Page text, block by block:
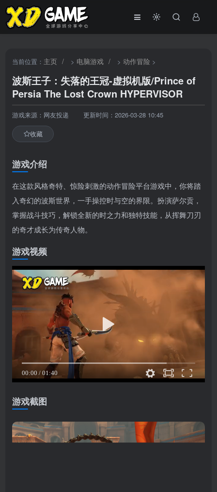
当前位置： 主页 / > 电脑游戏 / >动作冒险 >
波斯王子：失落的王冠-虚拟机版/Prince of
Persia The Lost Crown HYPERVISOR
游戏来源：网友投递 更新时间：2026-03-28 10:45
收藏
游戏介绍
在这款风格奇特、惊险刺激的动作冒险平台游戏中，你将踏
入奇幻的波斯世界，一手操控时与空的界限。扮演萨尔贡，
掌握战斗技巧，解锁全新的时之力和独特技能，从挥舞刀刃
的奇才成长为传奇人物。
游戏视频
游戏截图